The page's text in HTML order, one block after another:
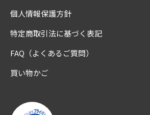
個人情報保護方針
特定商取引法に基づく表記
FAQ（よくあるご質問）
買い物かご